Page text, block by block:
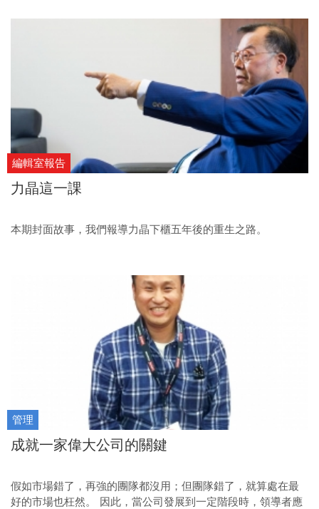
編輯室報告
力晶這一課
本期封面故事，我們報導力晶下櫃五年後的重生之路。
管理
成就一家偉大公司的關鍵
假如市場錯了，再強的團隊都沒用；但團隊錯了，就算處在最
好的市場也枉然。 因此，當公司發展到一定階段時，領導者應